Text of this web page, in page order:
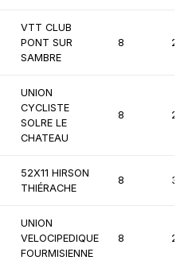
VTT CLUB
PONT SUR
SAMBRE
8
UNION
CYCLISTE
SOLRE LE
CHATEAU
8
52X11 HIRSON
THIÉRACHE
8
UNION
VELOCIPEDIQUE
FOURMISIENNE
8